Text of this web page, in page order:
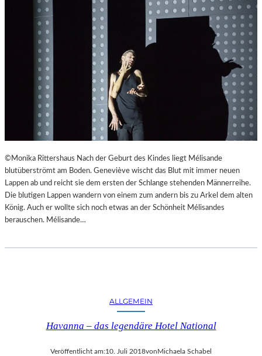
©Monika Rittershaus Nach der Geburt des Kindes liegt Mélisande
blutüberströmt am Boden. Geneviève wischt das Blut mit immer neuen
Lappen ab und reicht sie dem ersten der Schlange stehenden Männerreihe.
Die blutigen Lappen wandern von einem zum andern bis zu Arkel dem alten
König. Auch er wollte sich noch etwas an der Schönheit Mélisandes
berauschen. Mélisande…
ALLGEMEIN
Havanna – das legendäre Hotel National
Veröffentlicht am:10. Juli 2018von Michaela Schabel